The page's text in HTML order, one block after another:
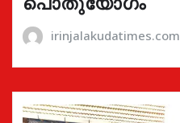
irinjalakudatimes.com